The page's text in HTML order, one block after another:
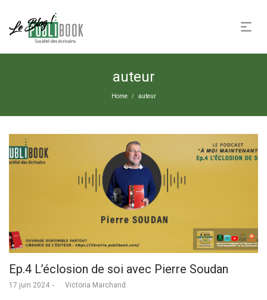
auteur
Home / auteur
Ep.4 L’éclosion de soi avec Pierre Soudan
Posted
17 juin 2024 byVictoria Marchand